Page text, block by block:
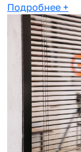
Подробнее +